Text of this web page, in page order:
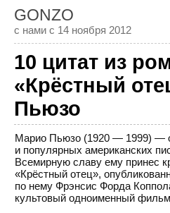
GONZO
с нами с 14 ноября 2012
10 цитат из
«Крёстный
Пьюзо
Марио Пьюзо (1920 — 1999) —
и популярных американских
Всемирную славу ему принес
«Крёстный отец»,
по нему Фрэнсис Форда
культовый одноименный